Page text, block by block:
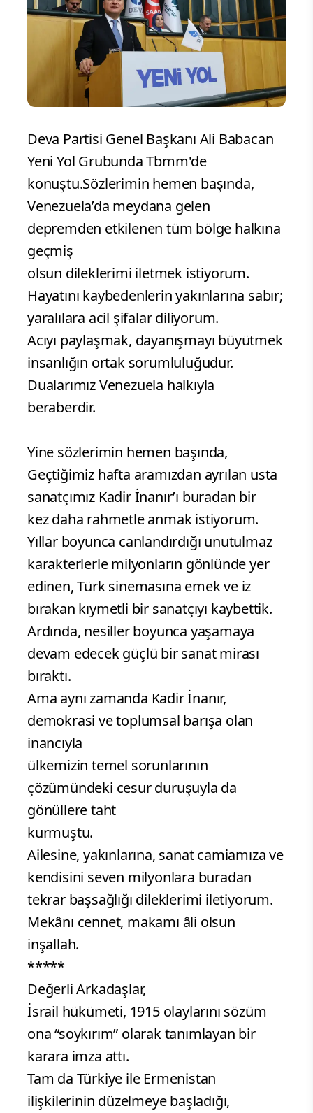
Deva Partisi Genel Başkanı Ali Babacan
Yeni Yol Grubunda Tbmm'de
konuştu.Sözlerimin hemen başında,
Venezuela’da meydana gelen
depremden etkilenen tüm bölge halkına
geçmiş
olsun dileklerimi iletmek istiyorum.
Hayatını kaybedenlerin yakınlarına sabır;
yaralılara acil şifalar diliyorum.
Acıyı paylaşmak, dayanışmayı büyütmek
insanlığın ortak sorumluluğudur.
Dualarımız Venezuela halkıyla
beraberdir.
Yine sözlerimin hemen başında,
Geçtiğimiz hafta aramızdan ayrılan usta
sanatçımız Kadir İnanır’ı buradan bir
kez daha rahmetle anmak istiyorum.
Yıllar boyunca canlandırdığı unutulmaz
karakterlerle milyonların gönlünde yer
edinen, Türk sinemasına emek ve iz
bırakan kıymetli bir sanatçıyı kaybettik.
Ardında, nesiller boyunca yaşamaya
devam edecek güçlü bir sanat mirası
bıraktı.
Ama aynı zamanda Kadir İnanır,
demokrasi ve toplumsal barışa olan
inancıyla
ülkemizin temel sorunlarının
çözümündeki cesur duruşuyla da
gönüllere taht
kurmuştu.
Ailesine, yakınlarına, sanat camiamıza ve
kendisini seven milyonlara buradan
tekrar başsağlığı dileklerimi iletiyorum.
Mekânı cennet, makamı âli olsun
inşallah.
*****
Değerli Arkadaşlar,
İsrail hükümeti, 1915 olaylarını sözüm
ona “soykırım” olarak tanımlayan bir
karara imza attı.
Tam da Türkiye ile Ermenistan
ilişkilerinin düzelmeye başladığı,